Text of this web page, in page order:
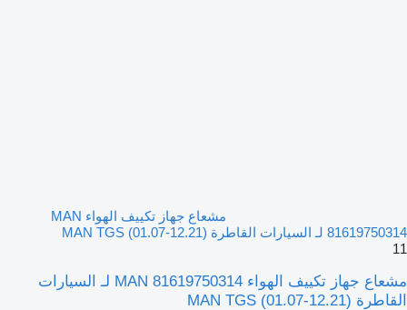
مشعاع جهاز تكييف الهواء MAN
81619750314 لـ السيارات القاطرة MAN TGS (01.07-12.21)
11
مشعاع جهاز تكييف الهواء MAN 81619750314 لـ السيارات
القاطرة MAN TGS (01.07-12.21)